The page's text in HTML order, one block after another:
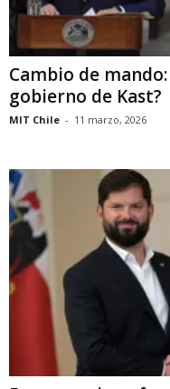
Cambio de
gobierno de Kast?
MIT Chile - 11 marzo, 2026